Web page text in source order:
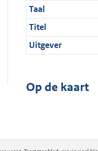
Taal
Titel
Uitgever
Op de kaart